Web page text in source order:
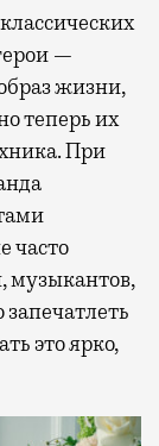
—
жизни,
теперь их
При
часто
музыкантов,
это ярко,